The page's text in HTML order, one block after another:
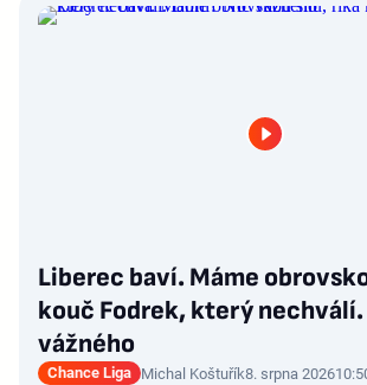
Liberec baví. Máme
kouč Fodrek, který
vážného
Chance Liga Michal Koštuřík8. srpna 2026